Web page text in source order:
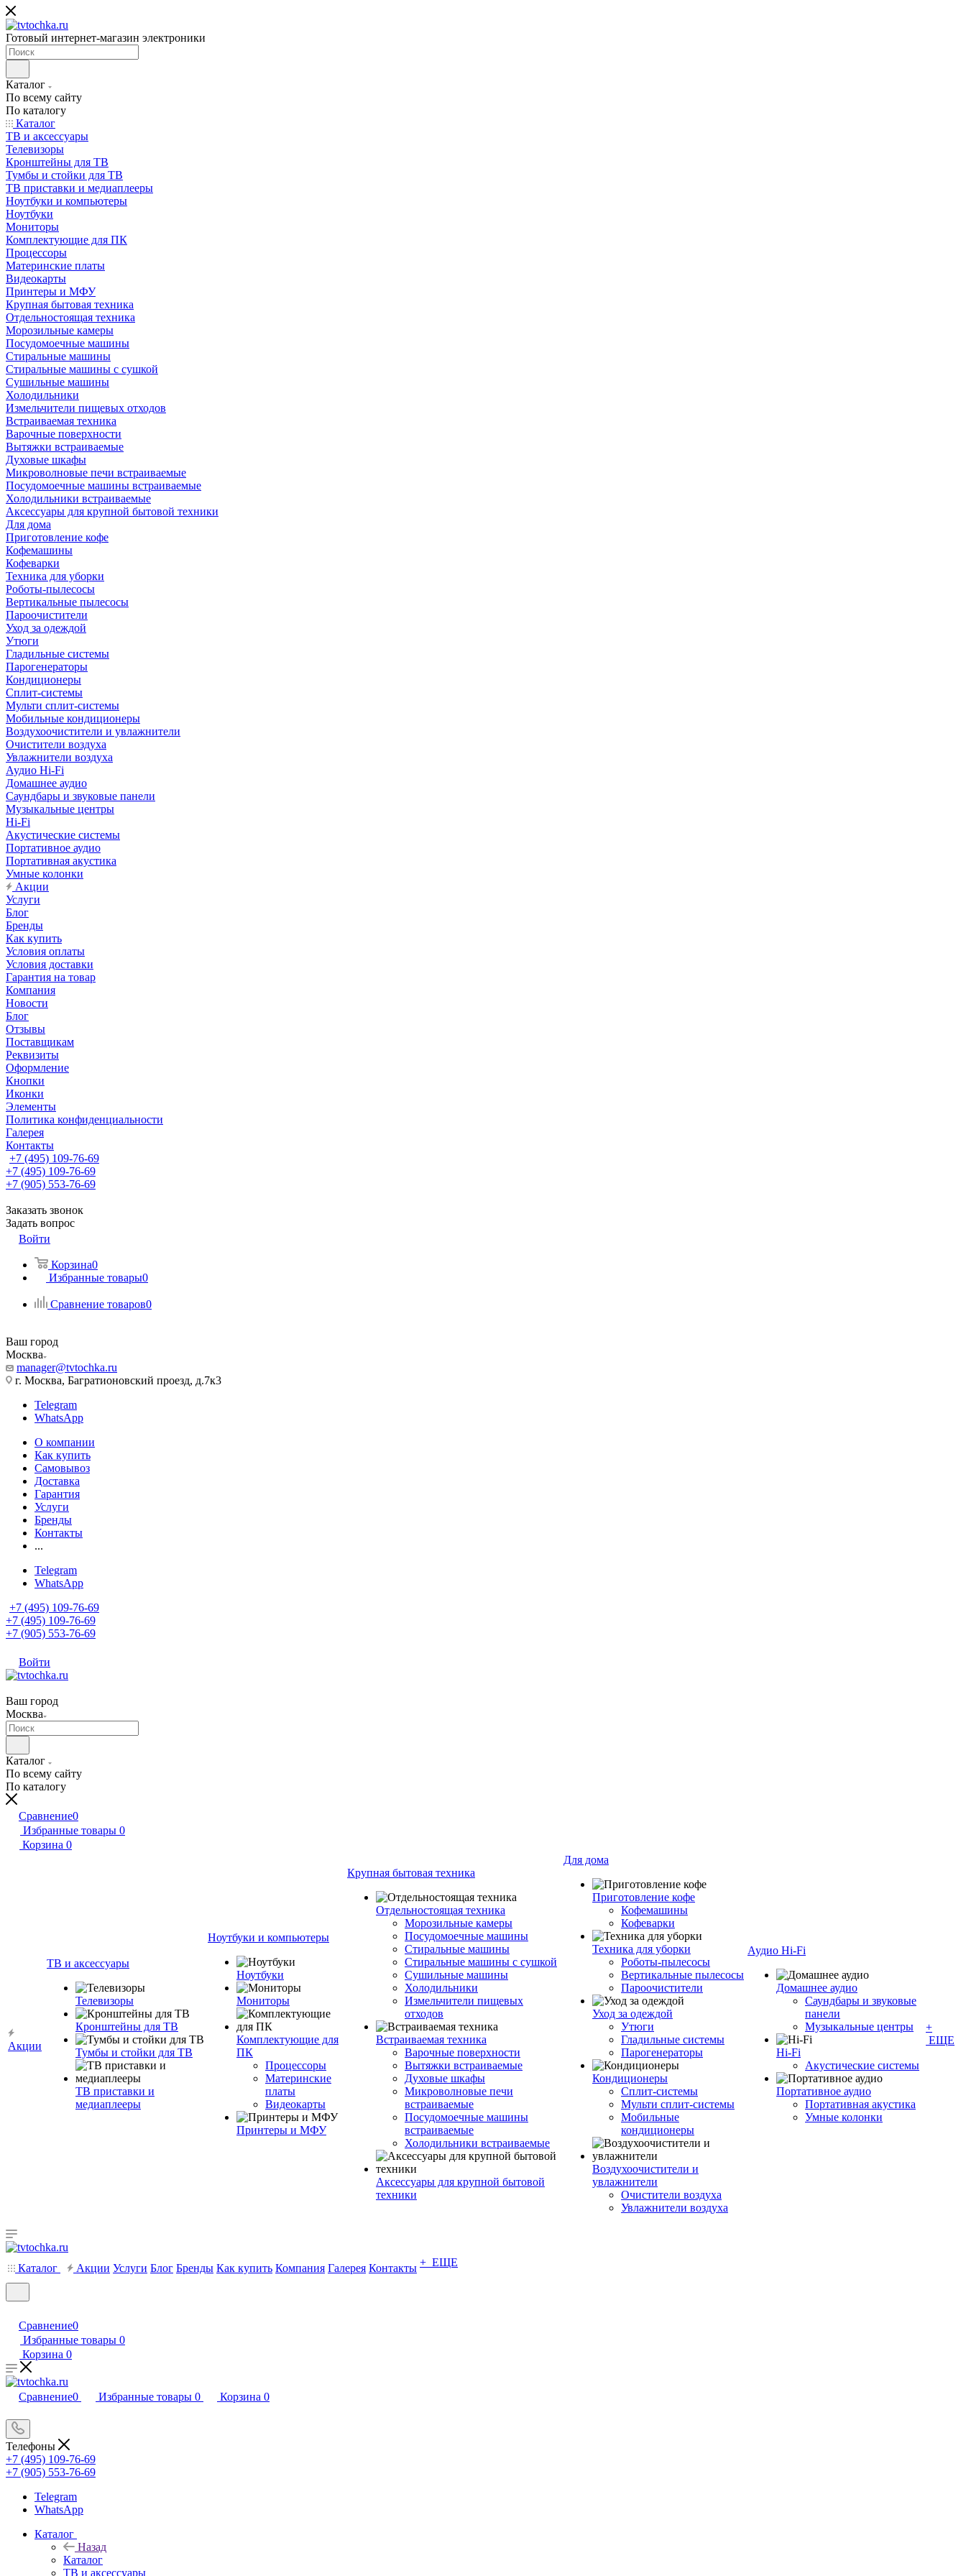
Готовый интернет-магазин электроники
Каталог
По всему сайту
По каталогу
Каталог
ТВ и аксессуары
Телевизоры
Кронштейны для ТВ
Тумбы и стойки для ТВ
ТВ приставки и медиаплееры
Ноутбуки и компьютеры
Ноутбуки
Мониторы
Комплектующие для ПК
Процессоры
Материнские платы
Видеокарты
Принтеры и МФУ
Крупная бытовая техника
Отдельностоящая техника
Морозильные камеры
Посудомоечные машины
Стиральные машины
Стиральные машины с сушкой
Сушильные машины
Холодильники
Измельчители пищевых отходов
Встраиваемая техника
Варочные поверхности
Вытяжки встраиваемые
Духовые шкафы
Микроволновые печи встраиваемые
Посудомоечные машины встраиваемые
Холодильники встраиваемые
Аксессуары для крупной бытовой техники
Для дома
Приготовление кофе
Кофемашины
Кофеварки
Техника для уборки
Роботы-пылесосы
Вертикальные пылесосы
Пароочистители
Уход за одеждой
Утюги
Гладильные системы
Парогенераторы
Кондиционеры
Сплит-системы
Мульти сплит-системы
Мобильные кондиционеры
Воздухоочистители и увлажнители
Очистители воздуха
Увлажнители воздуха
Аудио Hi-Fi
Домашнее аудио
Саундбары и звуковые панели
Музыкальные центры
Hi-Fi
Акустические системы
Портативное аудио
Портативная акустика
Умные колонки
Акции
Услуги
Блог
Бренды
Как купить
Условия оплаты
Условия доставки
Гарантия на товар
Компания
Новости
Блог
Отзывы
Поставщикам
Реквизиты
Оформление
Кнопки
Иконки
Элементы
Политика конфиденциальности
Галерея
Контакты
+7 (495) 109-76-69
+7 (495) 109-76-69
+7 (905) 553-76-69
Заказать звонок
Задать вопрос
Войти
Корзина0
Избранные товары0
Сравнение товаров0
Ваш город
Москва
manager@tvtochka.ru
г. Москва, Багратионовский проезд, д.7к3
Telegram
WhatsApp
О компании
Как купить
Самовывоз
Доставка
Гарантия
Услуги
Бренды
Контакты
...
Telegram
WhatsApp
+7 (495) 109-76-69
+7 (495) 109-76-69
+7 (905) 553-76-69
Войти
Ваш город
Москва
Каталог
По всему сайту
По каталогу
Сравнение0
Избранные товары 0
Корзина 0
Акции
ТВ и аксессуары
Телевизоры
Кронштейны для ТВ
Тумбы и стойки для ТВ
ТВ приставки и
медиаплееры
Ноутбуки и компьютеры
Ноутбуки
Мониторы
Комплектующие для
ПК
Процессоры
Материнские
платы
Видеокарты
Принтеры и МФУ
Крупная бытовая техника
Отдельностоящая техника
Морозильные камеры
Посудомоечные машины
Стиральные машины
Стиральные машины с сушкой
Сушильные машины
Холодильники
Измельчители пищевых
отходов
Встраиваемая техника
Варочные поверхности
Вытяжки встраиваемые
Духовые шкафы
Микроволновые печи
встраиваемые
Посудомоечные машины
встраиваемые
Холодильники встраиваемые
Аксессуары для крупной бытовой
техники
Для дома
Приготовление кофе
Кофемашины
Кофеварки
Техника для уборки
Роботы-пылесосы
Вертикальные пылесосы
Пароочистители
Уход за одеждой
Утюги
Гладильные системы
Парогенераторы
Кондиционеры
Сплит-системы
Мульти сплит-системы
Мобильные
кондиционеры
Воздухоочистители и
увлажнители
Очистители воздуха
Увлажнители воздуха
Аудио Hi-Fi
Домашнее аудио
Саундбары и звуковые
панели
Музыкальные центры
Hi-Fi
Акустические системы
Портативное аудио
Портативная акустика
Умные колонки
+
ЕЩЕ
Каталог Акции Услуги Блог Бренды Как купить Компания Галерея Контакты + ЕЩЕ
Сравнение0
Избранные товары 0
Корзина 0
Сравнение0 Избранные товары 0 Корзина 0
Телефоны
+7 (495) 109-76-69
+7 (905) 553-76-69
Telegram
WhatsApp
Каталог
Назад
Каталог
ТВ и аксессуары